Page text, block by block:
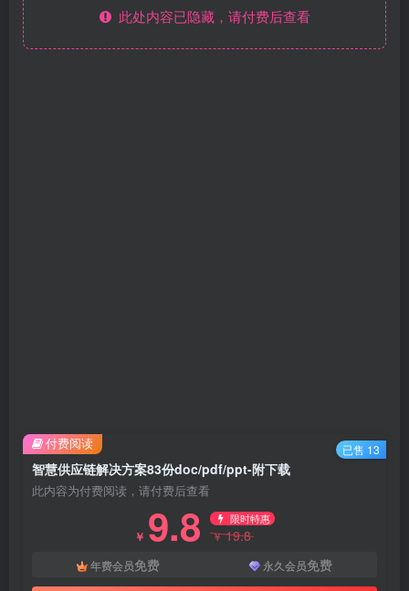
此处内容已隐藏，请付费后查看
智慧供应链解决方案83份doc/pdf/ppt-附下载
此内容为付费阅读，请付费后查看
￥ 9.8 限时特惠
￥19.8
年费会员免费 永久会员免费
付费阅读 已售 13